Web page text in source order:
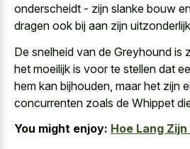
onderscheidt - zijn slanke bouw
dragen ook bij aan zijn
De snelheid van de Greyhound is
het moeilijk is voor te stellen dat
hem kan bijhouden, maar het zijn
concurrenten zoals de Whippet
You might enjoy: Hoe Lang